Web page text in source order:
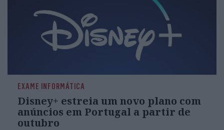
EXAME INFORMÁTICA
Disney+ estreia um novo plano com
anúncios em Portugal a partir de
outubro